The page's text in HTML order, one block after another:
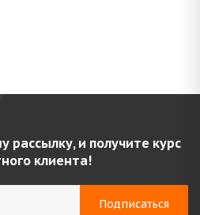
рассылку, и получите курс
клиента!